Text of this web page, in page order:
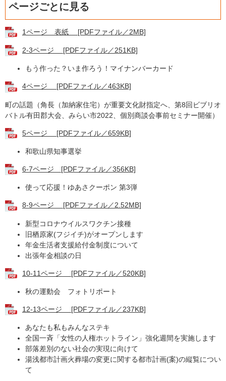
ページごとに見る
1ページ 表紙 [PDFファイル／2MB]
2-3ページ [PDFファイル／251KB]
もう作った？いま作ろう！マイナンバーカード
4ページ [PDFファイル／463KB]
町の話題（角長（加納家住宅）が重要文化財指定へ、第8回ビブリオ
バトル有田郡大会、みらい市2022、個別商談会事前セミナー開催）
5ページ [PDFファイル／659KB]
和歌山県知事選挙
6-7ページ [PDFファイル／356KB]
使って応援！ゆあさクーポン 第3弾 ​
8-9ページ [PDFファイル／2.52MB]
新型コロナウイルスワクチン接種
旧栖原家(フジイチ)がオープンします
年金生活者支援給付金制度について
出張年金相談の日
10-11ページ [PDFファイル／520KB]
秋の運動会 フォトリポート
12-13ページ [PDFファイル／237KB]
あなたも私もみんなステキ
全国一斉「女性の人権ホットライン」強化週間を実施します
部落差別のない社会の実現に向けて
湯浅都市計画火葬場の変更に関する都市計画(案)の縦覧につい
て